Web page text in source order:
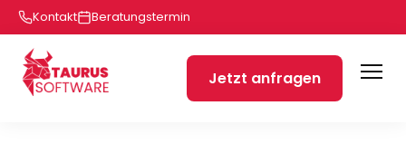
Kontakt Beratungstermin
Jetzt anfragen